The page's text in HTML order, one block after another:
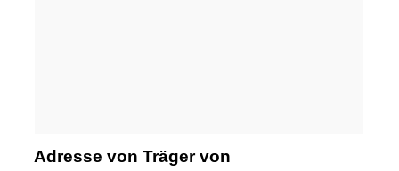
Adresse von Träger von